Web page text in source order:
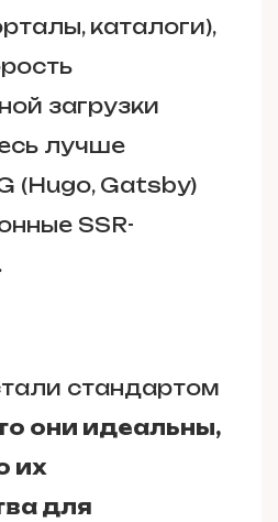
каталоги),
загрузки
лучше
(Hugo, Gatsby)
SSR-
стандартом
они идеальны,
их
для